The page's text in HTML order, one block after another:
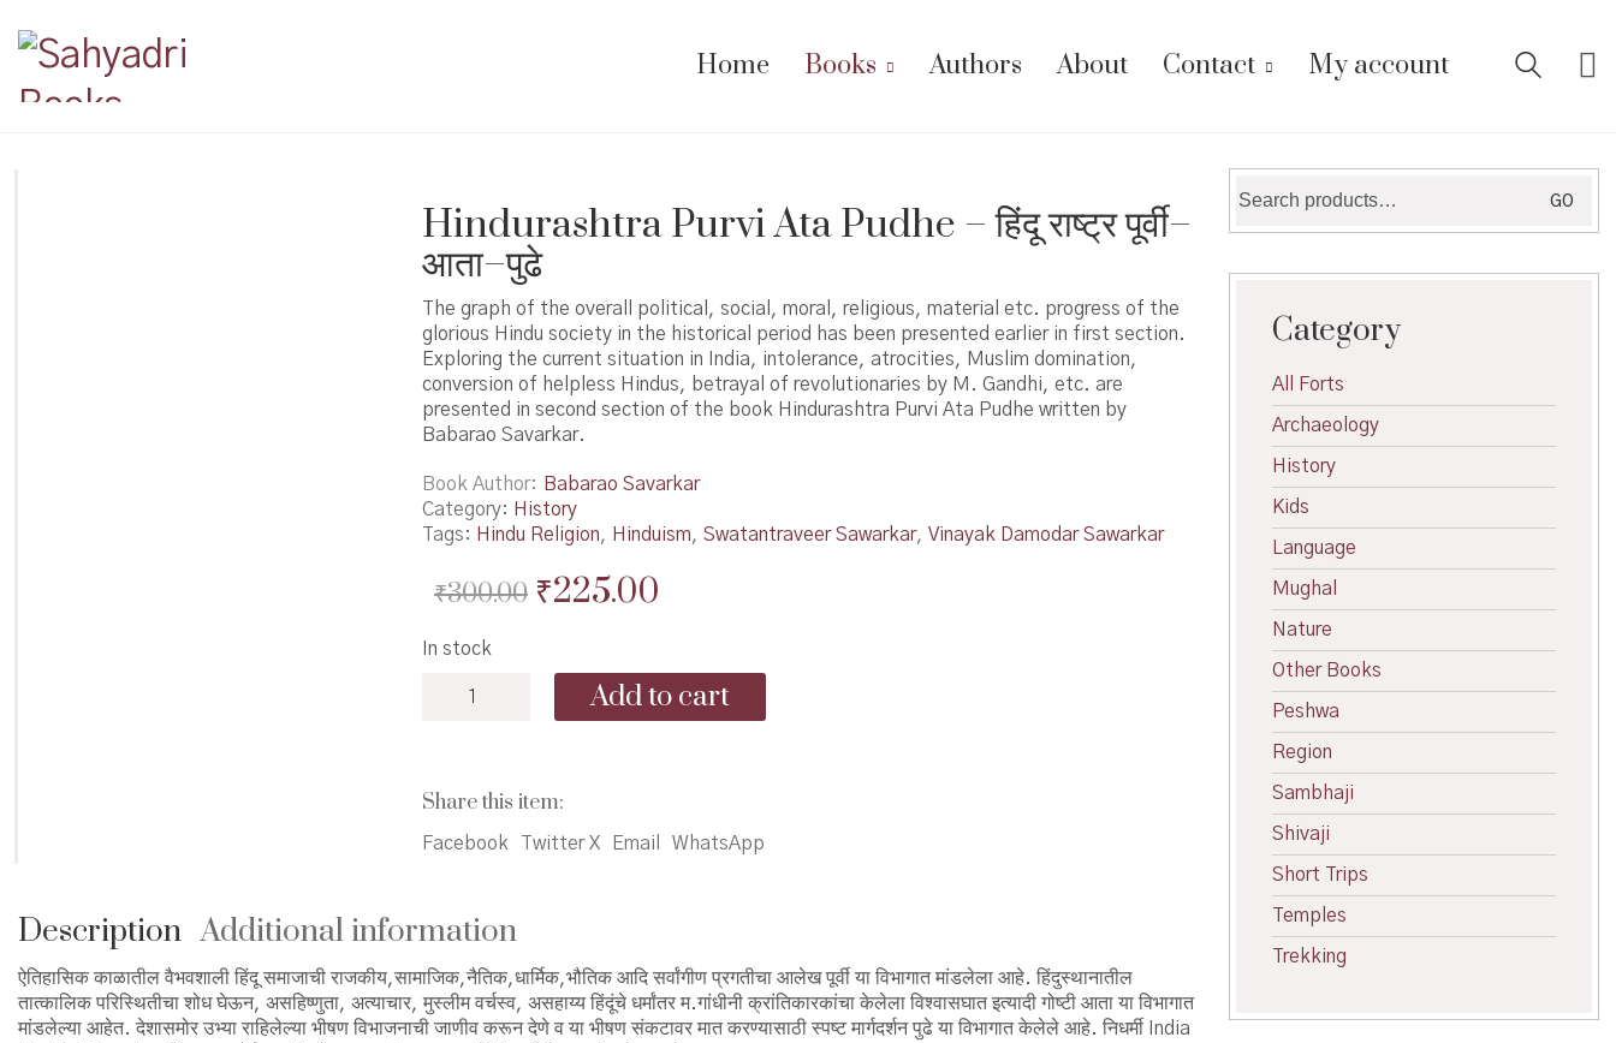
Home Books Authors About Contact My account
Hindurashtra Purvi Ata Pudhe – हिंदू राष्ट्र पूर्वी–
आता–पुढे
The graph of the overall political, social, moral, religious, material etc. progress of the
glorious Hindu society in the historical period has been presented earlier in first section.
Exploring the current situation in India, intolerance, atrocities, Muslim domination,
conversion of helpless Hindus, betrayal of revolutionaries by M. Gandhi, etc. are
presented in second section of the book Hindurashtra Purvi Ata Pudhe written by
Babarao Savarkar.
Book Author
Babarao Savarkar
Category: History
Tags: Hindu Religion, Hinduism, Swatantraveer Sawarkar, Vinayak Damodar Sawarkar
₹300.00 Original
was:
₹300.00.
₹225.00Current
is:
₹225.00.
In stock
हिंदू
राष्ट्र
quantity
Add to cart
Share this item:
Facebook Twitter X Email WhatsApp
Description Additional information
ऐतिहासिक काळातील वैभवशाली हिंदू समाजाची राजकीय,सामाजिक,नैतिक,धार्मिक,भौतिक आदि सर्वांगीण प्रगतीचा आलेख पूर्वी या विभागात मांडलेला आहे. हिंदुस्थानातील
तात्कालिक परिस्थितीचा शोध घेऊन, असहिष्णुता, अत्याचार, मुस्लीम वर्चस्व, असहाय्य हिंदूंचे धर्मांतर म.गांधीनी क्रांतिकारकांचा केलेला विश्वासघात इत्यादी गोष्टी आता या विभागात
मांडलेल्या आहेत. देशासमोर उभ्या राहिलेल्या भीषण विभाजनाची जाणीव करून देणे व या भीषण संकटावर मात करण्यासाठी स्पष्ट मार्गदर्शन पुढे या विभागात केलेले आहे. निधर्मी India
for:
GO
Category
All Forts
Archaeology
History
Kids
Language
Mughal
Nature
Other Books
Peshwa
Region
Sambhaji
Shivaji
Short Trips
Temples
Trekking